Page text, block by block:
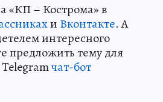
«КП – Кострома» в
и Вконтакте. А
интересного
предложить тему для
чат-бот